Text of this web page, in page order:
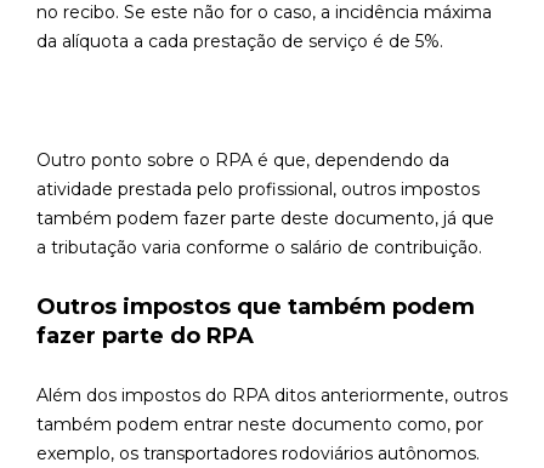
no recibo. Se este não for o caso, a incidência máxima
da alíquota a cada prestação de serviço é de 5%.
Outro ponto sobre o RPA é que, dependendo da
atividade prestada pelo profissional, outros impostos
também podem fazer parte deste documento, já que
a tributação varia conforme o salário de contribuição.
Outros impostos que também podem
fazer parte do RPA
Além dos impostos do RPA ditos anteriormente, outros
também podem entrar neste documento como, por
exemplo, os transportadores rodoviários autônomos.